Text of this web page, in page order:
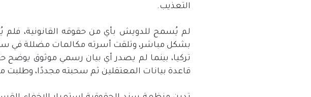
التعذيب.
لم يُسمح للدويش بأي من حقوقه القانونية، فلم
بشكل مباشر، وتلقت أسرته مكالمات مضللة في
تركيا، بينما لم يصدر أي بيان رسمي موثوق
قاعدة بيانات المعتقلين ثم سحبته مجددًا،